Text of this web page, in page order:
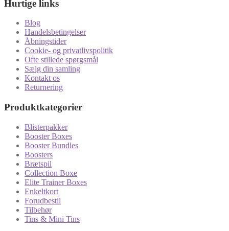
Hurtige links
Blog
Handelsbetingelser
Åbningstider
Cookie- og privatlivspolitik
Ofte stillede spørgsmål
Sælg din samling
Kontakt os
Returnering
Produktkategorier
Blisterpakker
Booster Boxes
Booster Bundles
Boosters
Brætspil
Collection Boxe
Elite Trainer Boxes
Enkeltkort
Forudbestil
Tilbehør
Tins & Mini Tins